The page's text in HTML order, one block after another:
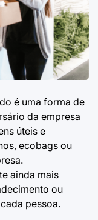
é uma forma de
da empresa
úteis e
ecobags ou
ainda mais
ou
pessoa.